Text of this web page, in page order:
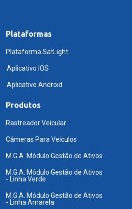
Plataformas
Plataforma SatLight
Aplicativo IOS
Aplicativo Android
Produtos
Rastreador Veicular
Câmeras Para Veiculos
M.G.A. Módulo Gestão de Ativos
M.G.A. Módulo Gestão de Ativos
- Linha Verde
M.G.A. Módulo Gestão de Ativos
- Linha Amarela